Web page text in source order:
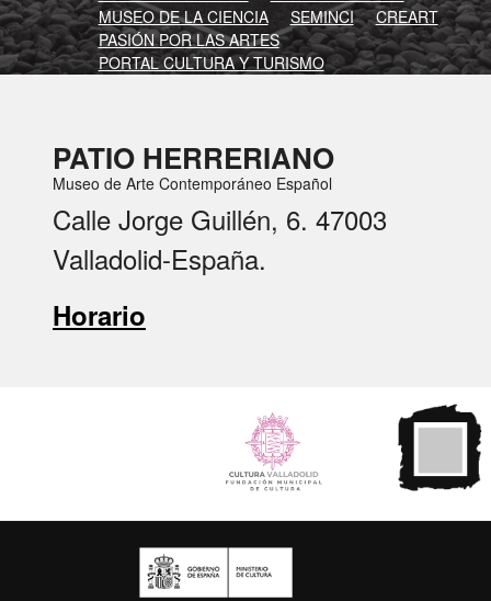
MUSEO DE LA CIENCIA
SEMINCI
CREART
PASIÓN POR LAS ARTES
PORTAL CULTURA Y TURISMO
PATIO HERRERIANO
Museo de Arte Contemporáneo Español
Calle Jorge Guillén, 6. 47003
Valladolid-España.
Horario